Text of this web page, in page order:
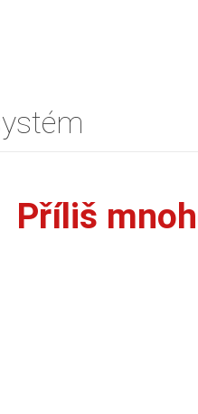
Příliš